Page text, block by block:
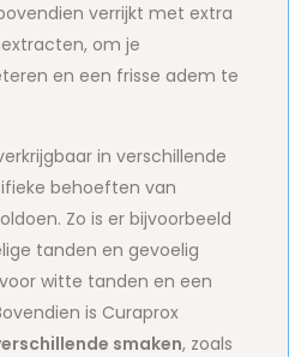
verrijkt met extra
om je
en een frisse adem te
in verschillende
behoeften van
Zo is er bijvoorbeeld
tanden en gevoelig
witte tanden en een
is Curaprox
smaken, zoals